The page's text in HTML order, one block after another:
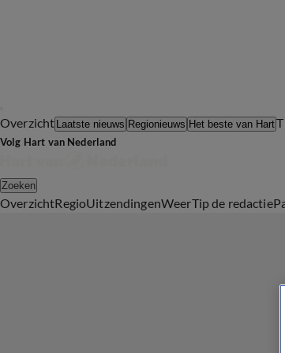
Overzicht Laatste nieuws Regionieuws Het beste van Hart
Volg Hart van Nederland
Zoeken
OverzichtRegioUitzendingenWeerTip de redactie